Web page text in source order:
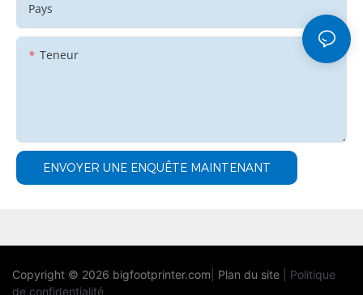
Pays
Teneur
ENVOYER UNE ENQUÊTE MAINTENANT
Copyright © 2026 bigfootprinter.com Plan du site
Politique
de confidentialité